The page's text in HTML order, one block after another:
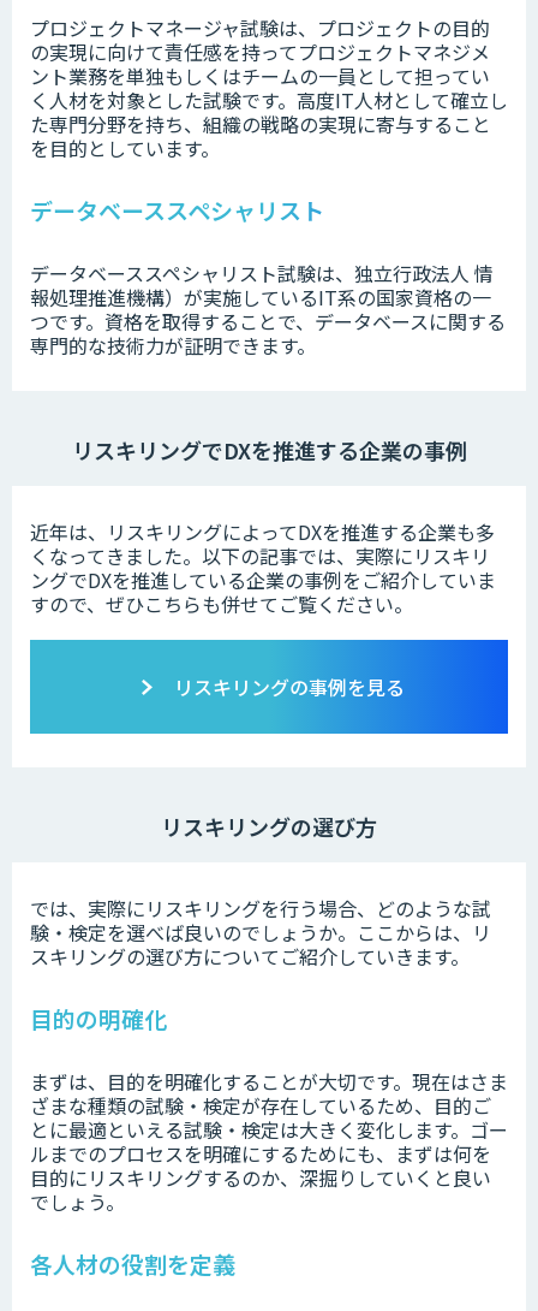
プロジェクトマネージャ試験は、プロジェクトの目的
の実現に向けて責任感を持ってプロジェクトマネジメ
ント業務を単独もしくはチームの一員として担ってい
く人材を対象とした試験です。高度IT人材として確立し
た専門分野を持ち、組織の戦略の実現に寄与すること
を目的としています。
データベーススペシャリスト
データベーススペシャリスト試験は、独立行政法人 情
報処理推進機構）が実施しているIT系の国家資格の一
つです。資格を取得することで、データベースに関する
専門的な技術力が証明できます。
リスキリングでDXを推進する企業の事例
近年は、リスキリングによってDXを推進する企業も多
くなってきました。以下の記事では、実際にリスキリ
ングでDXを推進している企業の事例をご紹介していま
すので、ぜひこちらも併せてご覧ください。
リスキリングの事例を見る
リスキリングの選び方
では、実際にリスキリングを行う場合、どのような試
験・検定を選べば良いのでしょうか。ここからは、リ
スキリングの選び方についてご紹介していきます。
目的の明確化
まずは、目的を明確化することが大切です。現在はさま
ざまな種類の試験・検定が存在しているため、目的ご
とに最適といえる試験・検定は大きく変化します。ゴー
ルまでのプロセスを明確にするためにも、まずは何を
目的にリスキリングするのか、深掘りしていくと良い
でしょう。
各人材の役割を定義